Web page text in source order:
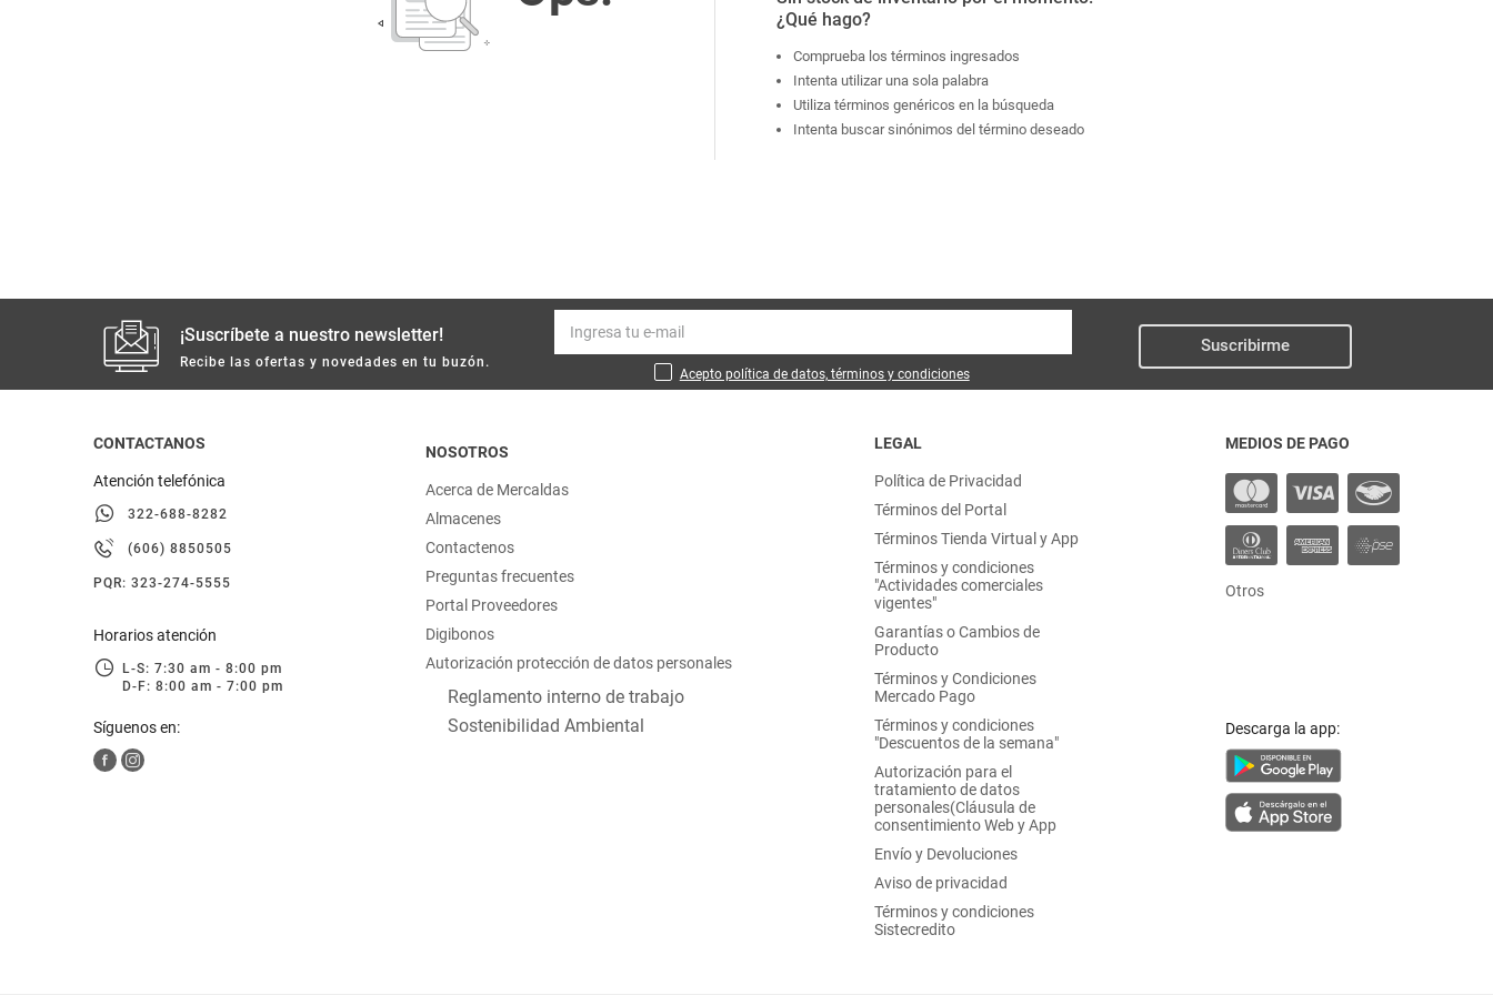
limpieza
cuidado personal
otros
hogar
tecnología
moda
juguetería
¿Qué hago?
Comprueba los términos ingresados
Intenta utilizar una sola palabra
Utiliza términos genéricos en la búsqueda
Intenta buscar sinónimos del término deseado
¡Suscríbete a nuestro newsletter!
Recibe las ofertas y novedades en tu buzón.
Acepto política de datos, términos y condiciones
Suscribirme
CONTACTANOS
Atención telefónica
322-688-8282
(606) 8850505
PQR: 323-274-5555
Horarios atención
L-S: 7:30 am - 8:00 pm
D-F: 8:00 am - 7:00 pm
Síguenos en:
NOSOTROS
Acerca de Mercaldas
Almacenes
Contactenos
Preguntas frecuentes
Portal Proveedores
Digibonos
Autorización protección de datos personales
Reglamento interno de trabajo
Sostenibilidad Ambiental
LEGAL
Política de Privacidad
Términos del Portal
Términos Tienda Virtual y App
Términos y condiciones
"Actividades comerciales
vigentes"
Garantías o Cambios de
Producto
Términos y Condiciones
Mercado Pago
Términos y condiciones
"Descuentos de la semana"
Autorización para el
tratamiento de datos
personales(Cláusula de
consentimiento Web y App
Envío y Devoluciones
Aviso de privacidad
Términos y condiciones
Sistecredito
MEDIOS DE PAGO
Otros
Descarga la app:
Mantequilla